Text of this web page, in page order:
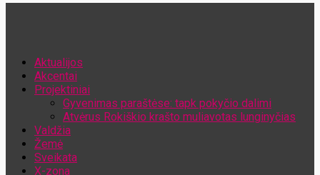
Aktualijos
Akcentai
Projektiniai
Gyvenimas paraštėse: tapk pokyčio dalimi
Atvėrus Rokiškio krašto muliavotas lunginyčias
Valdžia
Žemė
Sveikata
X-zona